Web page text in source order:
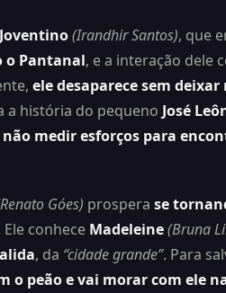
Joventino (Irandhir Santos), que
o Pantanal, e a interação dele
ele desaparece sem
a história do pequeno José
não medir esforços para
Góes) prospera se
Ele conhece Madeleine (Bruna
, da “cidade grande”. Para
o peão e vai morar com ele